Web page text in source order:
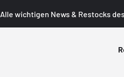
Alle wichtigen News & Restocks